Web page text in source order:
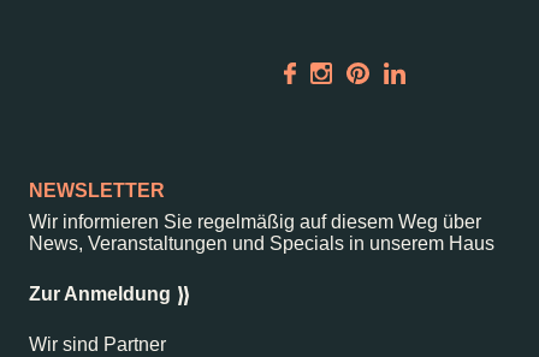
NEWSLETTER
Wir informieren Sie regelmäßig auf diesem Weg über
News, Veranstaltungen und Specials in unserem Haus
Zur Anmeldung
Wir sind Partner